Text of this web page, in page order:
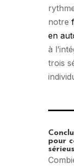
notre
en
à
trois
pour